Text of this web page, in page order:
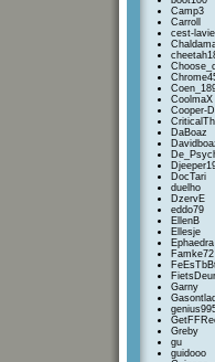
Camp3
Carroll
cest-lavie
CoolmaX
Cooper-
DaBoaz
DocTari
duelho
DzervE
eddo79
EllenB
Ellesje
Ephaedra
Famke72
FietsDeur
Garny
Greby
gu
guidooo